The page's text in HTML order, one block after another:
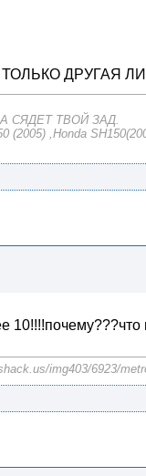
ДРУГАЯ
СЯДЕТ ТВОЙ ЗАД.
(2005) ,Honda
img403/6923/